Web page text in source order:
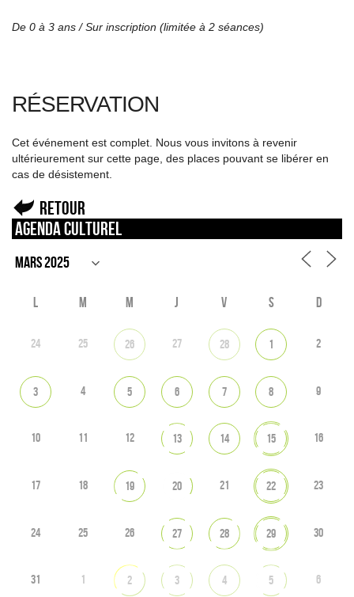
De 0 à 3 ans /Sur inscription (limitée à 2 séances)
RÉSERVATION
Cet événement est complet. Nous vous invitons à revenir
ultérieurement sur cette page, des places pouvant se libérer en
cas de désistement.
Retour
Agenda culturel
L M M J V S D
24 25 26 27 28 1 2
3 4 5 6 7 8 9
10 11 12 13 14 15 16
17 18 19 20 21 22 23
24 25 26 27 28 29 30
31 1 2 3 4 5 6